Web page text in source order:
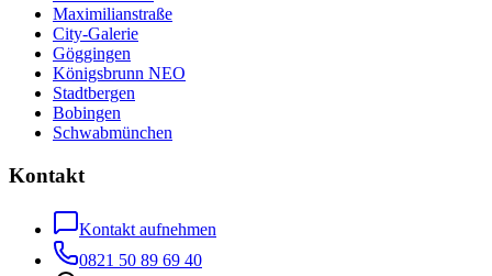
Maximilianstraße
City-Galerie
Göggingen
Königsbrunn NEO
Stadtbergen
Bobingen
Schwabmünchen
Kontakt
Kontakt aufnehmen
0821 50 89 69 40